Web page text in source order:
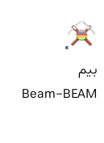
بیم
Beam-BEAM